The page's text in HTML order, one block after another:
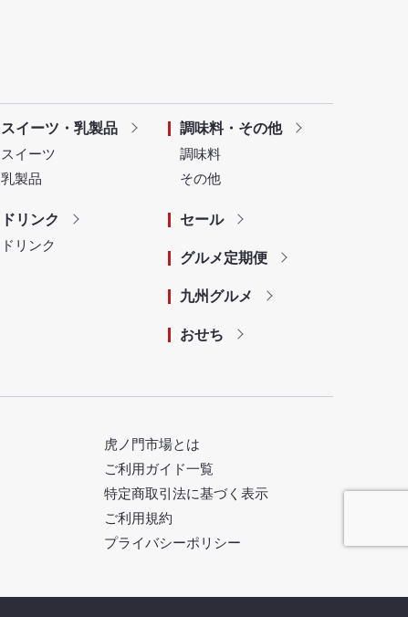
スイーツ・乳製品
スイーツ
乳製品
ドリンク
ドリンク
調味料・その他
調味料
その他
セール
グルメ定期便
九州グルメ
おせち
虎ノ門市場とは
ご利用ガイド一覧
特定商取引法に基づく表示
ご利用規約
プライバシーポリシー